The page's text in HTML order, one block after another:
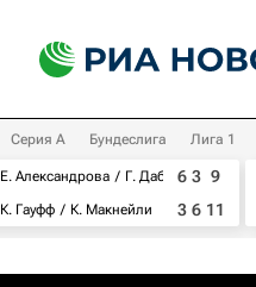
Серия А Бундеслига Лига 1
Е. Александрова
Г. Дабровски
К. Гауфф
К. Макнейли
6 3 9
3 6 11